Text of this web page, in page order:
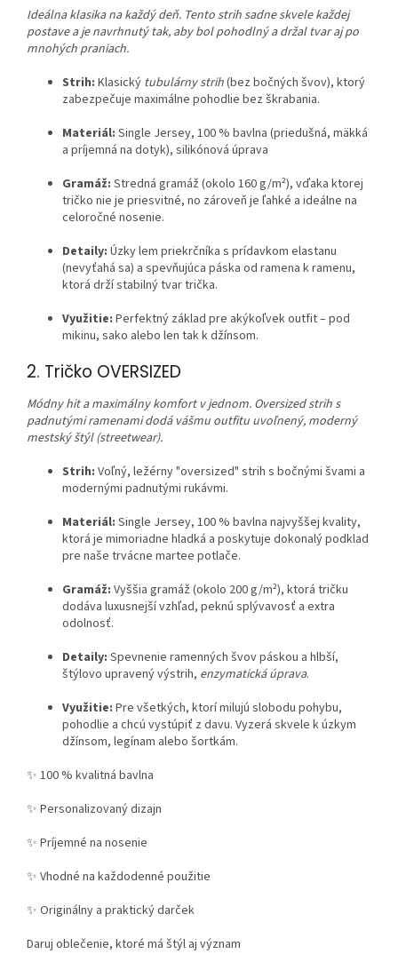
Ideálna klasika na každý deň. Tento strih sadne skvele každej
postave a je navrhnutý tak, aby bol pohodlný a držal tvar aj po
mnohých praniach.
Strih: Klasický tubulárny strih(bez bočných švov), ktorý
zabezpečuje maximálne pohodlie bez škrabania.
Materiál: Single Jersey, 100 % bavlna (priedušná, mäkká
a príjemná na dotyk), silikónová úprava
Gramáž: Stredná gramáž (okolo 160 g/m²), vďaka ktorej
tričko nie je priesvitné, no zároveň je ľahké a ideálne na
celoročné nosenie.
Detaily: Úzky lem priekrčníka s prídavkom elastanu
(nevyťahá sa) a spevňujúca páska od ramena k ramenu,
ktorá drží stabilný tvar trička.
Využitie: Perfektný základ pre akýkoľvek outfit – pod
mikinu, sako alebo len tak k džínsom.
2. Tričko OVERSIZED
Módny hit a maximálny komfort v jednom. Oversized strih s
padnutými ramenami dodá vášmu outfitu uvoľnený, moderný
mestský štýl (streetwear).
Strih: Voľný, ležérny "oversized" strih s bočnými švami a
modernými padnutými rukávmi.
Materiál: Single Jersey, 100 % bavlna najvyššej kvality,
ktorá je mimoriadne hladká a poskytuje dokonalý podklad
pre naše trvácne martee potlače.
Gramáž: Vyššia gramáž (okolo 200 g/m²), ktorá tričku
dodáva luxusnejší vzhľad, peknú splývavosť a extra
odolnosť.
Detaily: Spevnenie ramenných švov páskou a hlbší,
štýlovo upravený výstrih, enzymatická úprava.
Využitie: Pre všetkých, ktorí milujú slobodu pohybu,
pohodlie a chcú vystúpiť z davu. Vyzerá skvele k úzkym
džínsom, legínam alebo šortkám.
✨ 100 % kvalitná bavlna
✨ Personalizovaný dizajn
✨ Príjemné na nosenie
✨ Vhodné na každodenné použitie
✨ Originálny a praktický darček
Daruj oblečenie, ktoré má štýl aj význam